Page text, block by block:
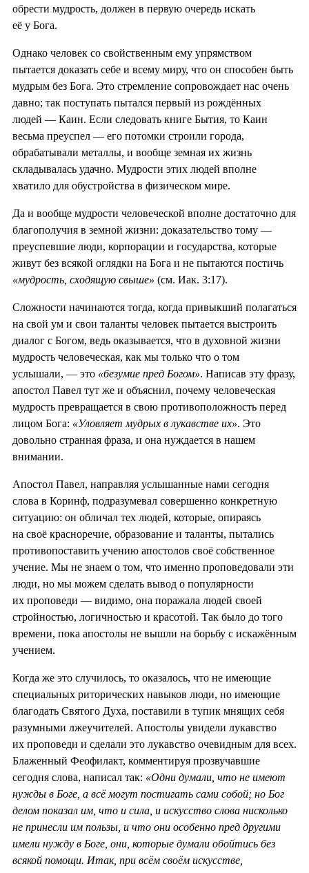
обрести мудрость, должен в первую очередь искать
её у Бога.
Однако человек со свойственным ему упрямством
пытается доказать себе и всему миру, что он способен быть
мудрым без Бога. Это стремление сопровождает нас очень
давно; так поступать пытался первый из рождённых
людей — Каин. Если следовать книге Бытия, то Каин
весьма преуспел — его потомки строили города,
обрабатывали металлы, и вообще земная их жизнь
складывалась удачно. Мудрости этих людей вполне
хватило для обустройства в физическом мире.
Да и вообще мудрости человеческой вполне достаточно для
благополучия в земной жизни: доказательство тому —
преуспевшие люди, корпорации и государства, которые
живут без всякой оглядки на Бога и не пытаются постичь
«мудрость, сходящую свыше» (см. Иак. 3:17).
Сложности начинаются тогда, когда привыкший полагаться
на свой ум и свои таланты человек пытается выстроить
диалог с Богом, ведь оказывается, что в духовной жизни
мудрость человеческая, как мы только что о том
услышали, — это «безумие пред Богом». Написав эту фразу,
апостол Павел тут же и объяснил, почему человеческая
мудрость превращается в свою противоположность перед
лицом Бога: «Уловляет мудрых в лукавстве их». Это
довольно странная фраза, и она нуждается в нашем
внимании.
Апостол Павел, направляя услышанные нами сегодня
слова в Коринф, подразумевал совершенно конкретную
ситуацию: он обличал тех людей, которые, опираясь
на своё красноречие, образование и таланты, пытались
противопоставить учению апостолов своё собственное
учение. Мы не знаем о том, что именно проповедовали эти
люди, но мы можем сделать вывод о популярности
их проповеди — видимо, она поражала людей своей
стройностью, логичностью и красотой. Так было до того
времени, пока апостолы не вышли на борьбу с искажённым
учением.
Когда же это случилось, то оказалось, что не имеющие
специальных риторических навыков люди, но имеющие
благодать Святого Духа, поставили в тупик мнящих себя
разумными лжеучителей. Апостолы увидели лукавство
их проповеди и сделали это лукавство очевидным для всех.
Блаженный Феофилакт, комментируя прозвучавшие
сегодня слова, написал так: «Одни думали, что не имеют
нужды в Боге, а всё могут постигать сами собой; но Бог
делом показал им, что и сила, и искусство слова нисколько
не принесли им пользы, и что они особенно пред другими
имели нужду в Боге, они, которые думали обойтись без
всякой помощи. Итак, при всём своём искусстве,